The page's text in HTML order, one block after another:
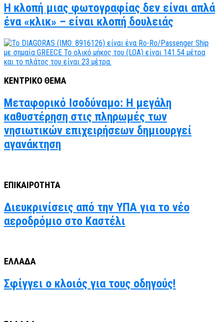
Η κλοπή μιας φωτογραφίας δεν είναι απλά
ένα «κλικ» – είναι κλοπή δουλειάς
ΚΕΝΤΡΙΚΟ ΘΕΜΑ
Μεταφορικό Ισοδύναμο: Η μεγάλη
καθυστέρηση στις πληρωμές των
νησιωτικών επιχειρήσεων δημιουργεί
αγανάκτηση
ΕΠΙΚΑΙΡΟΤΗΤΑ
Διευκρινίσεις από την ΥΠΑ για το νέο
αεροδρόμιο στο Καστέλι
ΕΛΛΑΔΑ
Σφίγγει ο κλοιός για τους οδηγούς!